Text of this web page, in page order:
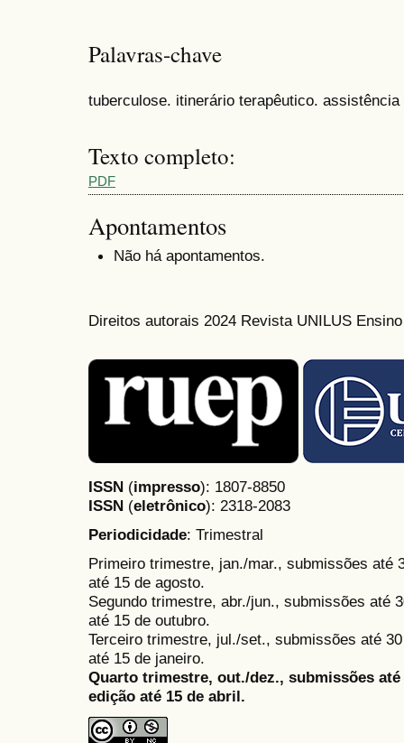
Palavras-chave
tuberculose. itinerário terapêutico. assistência
Texto completo:
PDF
Apontamentos
Não há apontamentos.
Direitos autorais 2024 Revista UNILUS
ISSN (impresso): 1807-8850
ISSN (eletrônico): 2318-2083
Periodicidade: Trimestral
Primeiro trimestre, jan./mar., submissões até
até 15 de agosto.
Segundo trimestre, abr./jun., submissões até
até 15 de outubro.
Terceiro trimestre, jul./set., submissões até
até 15 de janeiro.
Quarto trimestre, out./dez., submissões
edição até 15 de abril.